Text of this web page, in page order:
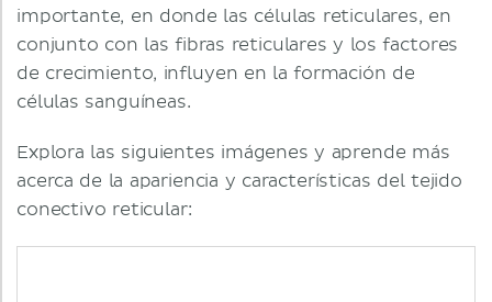
importante, en donde las células reticulares, en
conjunto con las fibras reticulares y los factores
de crecimiento, influyen en la formación de
células sanguíneas.
Explora las siguientes imágenes y aprende más
acerca de la apariencia y características del tejido
conectivo reticular: